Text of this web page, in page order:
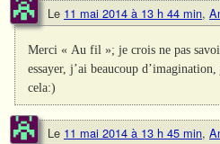
Le 11 mai 2014 à 13 h 44 min,
Merci « Au fil »; je crois ne pas
essayer, j’ai beaucoup
cela:)
Le 11 mai 2014 à 13 h 45 min,